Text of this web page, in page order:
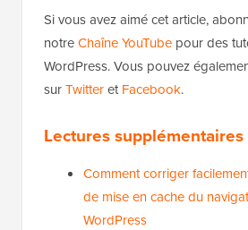
Si vous avez aimé cet article,
notreChaîne YouTube pour des
WordPress. Vous pouvez
surTwitteretFacebook.
Lectures supplémentaires
Comment corriger
de mise en cache du
WordPress